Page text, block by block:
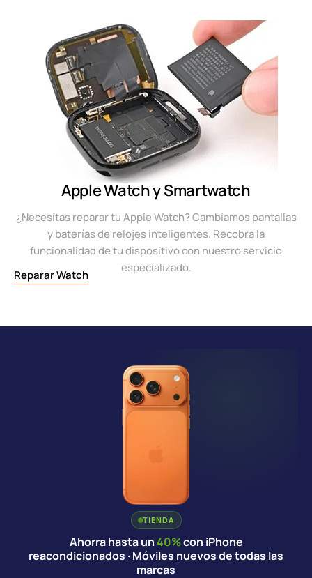
Apple Watch y Smartwatch
¿Necesitas reparar tu Apple Watch? Cambiamos pantallas
y baterías de relojes inteligentes. Recobra la
funcionalidad de tu dispositivo con nuestro servicio
especializado.
Reparar Watch
TIENDA
Ahorra hasta un40%con iPhone
reacondicionados · Móviles nuevos de todas las
marcas